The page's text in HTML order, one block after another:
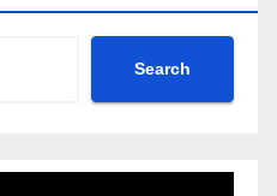
Search